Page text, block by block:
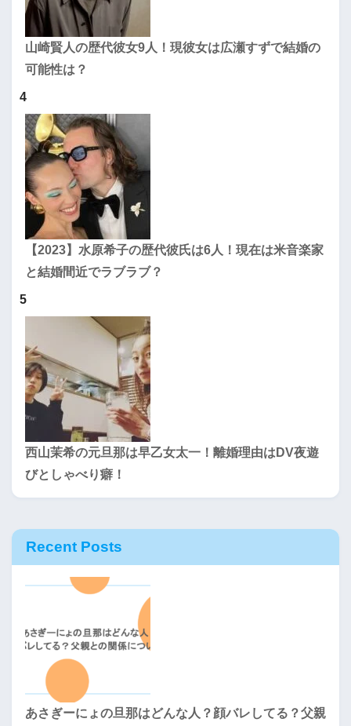
山崎賢人の歴代彼女9人！現彼女は広瀬すずで結婚の
可能性は？
4
【2023】水原希子の歴代彼氏は6人！現在は米音楽家
と結婚間近でラブラブ？
5
西山茉希の元旦那は早乙女太一！離婚理由はDV夜遊
びとしゃべり癖！
Recent Posts
あさぎーにょの旦那はどんな人？顔バレしてる？父親